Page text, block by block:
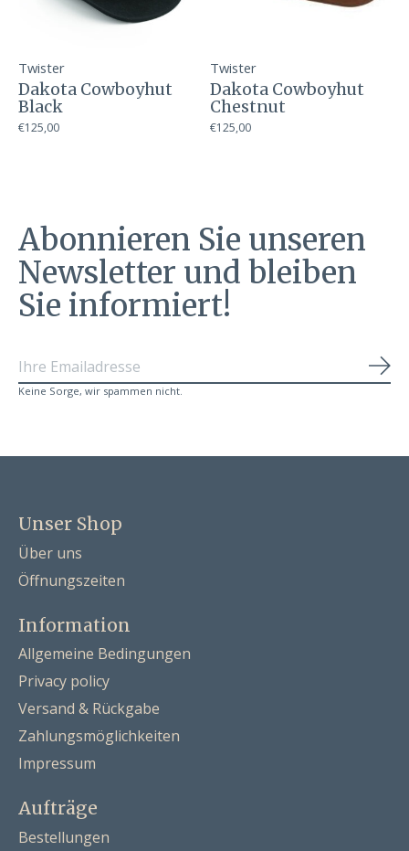
Twister
Dakota Cowboyhut
Black
€125,00
Twister
Dakota Cowboyhut
Chestnut
€125,00
Abonnieren Sie unseren
Newsletter und bleiben
Sie informiert!
Keine Sorge, wir spammen nicht.
Unser Shop
Über uns
Öffnungszeiten
Information
Allgemeine Bedingungen
Privacy policy
Versand & Rückgabe
Zahlungsmöglichkeiten
Impressum
Aufträge
Bestellungen